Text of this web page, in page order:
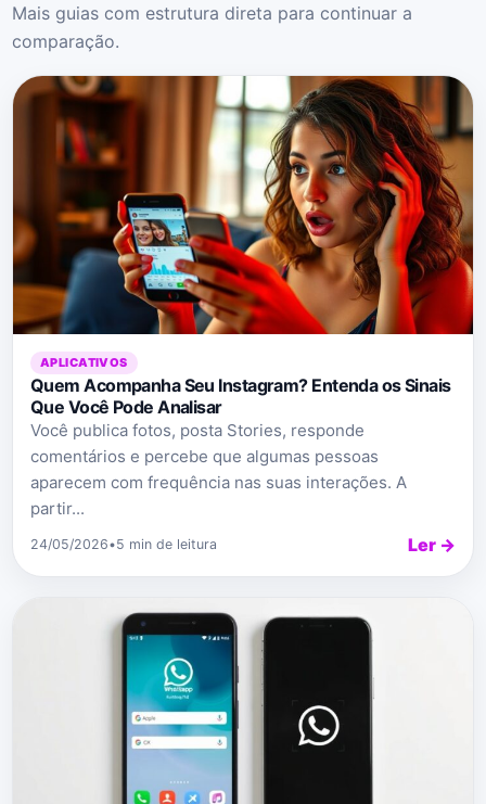
Mais guias com estrutura direta para continuar a
comparação.
APLICATIVOS
Quem Acompanha Seu Instagram? Entenda os Sinais
Que Você Pode Analisar
Você publica fotos, posta Stories, responde
comentários e percebe que algumas pessoas
aparecem com frequência nas suas interações. A
partir...
24/05/2026•5 min de leitura Ler →